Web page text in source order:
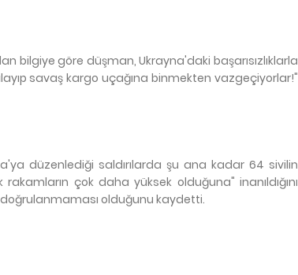
bilgiye göre düşman, Ukrayna'daki başarısızlıklarla
savaş kargo uçağına binmekten vazgeçiyorlar!"
düzenlediği saldırılarda şu ana kadar 64 sivilin
çok daha yüksek olduğuna" inanıldığını
olduğunu kaydetti.